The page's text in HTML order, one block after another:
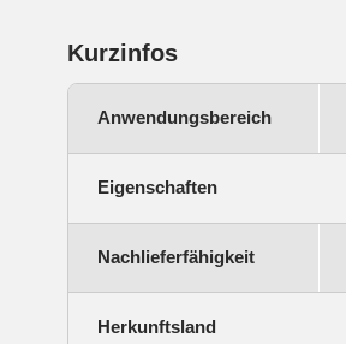
Kurzinfos
Anwendungsbereich
Eigenschaften
Nachlieferfähigkeit
Herkunftsland